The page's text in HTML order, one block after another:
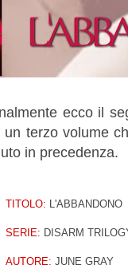
ecco il
terzo volume
in precedenza.
TITOLO: L'ABBANDONO
SERIE: DISARM
AUTORE: JUNE GRAY